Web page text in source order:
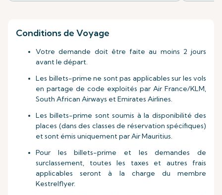
Conditions de Voyage
Votre demande doit être faite au moins 2 jours
avant le départ.
Les billets-prime ne sont pas applicables sur les vols
en partage de code exploités par Air France/KLM,
South African Airways et Emirates Airlines.
Les billets-prime sont soumis à la disponibilité des
places (dans des classes de réservation spécifiques)
et sont émis uniquement par Air Mauritius.
Pour les billets-prime et les demandes de
surclassement, toutes les taxes et autres frais
applicables seront à la charge du membre
Kestrelflyer.